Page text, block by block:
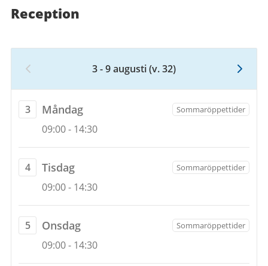
till
16
2026
Reception
Vecka
32,
3
augusti
till
9
augusti
3 - 9 augusti(v. 32)
3
måndag
3
2026
Måndag Sommaröppettider
Öppettider
09:00- 14:30
4
tisdag
4
Tisdag Sommaröppettider
Öppettider
09:00- 14:30
5
onsdag
5
Onsdag Sommaröppettider
Öppettider
09:00- 14:30